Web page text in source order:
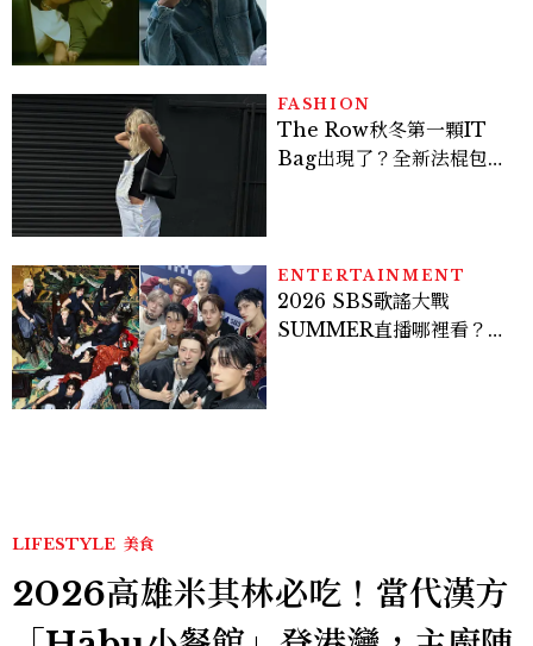
FASHION
The Row秋冬第一顆IT
Bag出現了？全新法棍包
ENTERTAINMENT
2026 SBS歌謠大戰
SUMMER直播哪裡看？
LIFESTYLE 美食
2026高雄米其林必吃！當代漢方